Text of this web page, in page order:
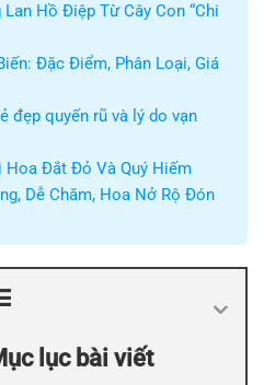
Hồ Điệp Từ Cây Con “Chi
Đặc Điểm, Phân Loại, Giá
đẹp quyến rũ và lý do vạn
Đắt Đỏ Và Quý Hiếm
Dễ Chăm, Hoa Nở Rộ Đón
lục bài viết